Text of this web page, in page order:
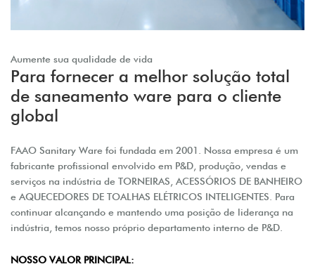
Aumente sua qualidade de vida
Para fornecer a melhor solução total
de saneamento ware para o cliente
global
FAAO Sanitary Ware foi fundada em 2001. Nossa empresa é um
fabricante profissional envolvido em P&D, produção, vendas e
serviços na indústria de TORNEIRAS, ACESSÓRIOS DE BANHEIRO
e AQUECEDORES DE TOALHAS ELÉTRICOS INTELIGENTES. Para
continuar alcançando e mantendo uma posição de liderança na
indústria, temos nosso próprio departamento interno de P&D.
NOSSO VALOR PRINCIPAL: